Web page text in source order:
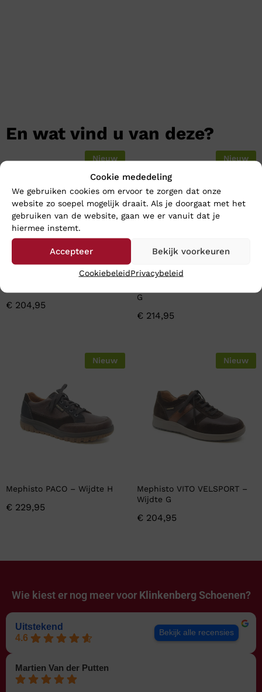
Cookie mededeling
We gebruiken cookies om ervoor te zorgen dat onze
website zo soepel mogelijk draait. Als je doorgaat met het
gebruiken van de website, gaan we er vanuit dat je
hiermee instemt.
Accepteer Bekijk voorkeuren
CookiebeleidPrivacybeleid
En wat vind u van deze?
Nieuw
€ 204,95
Nieuw
G
€ 214,95
Nieuw
Mephisto PACO – Wijdte H
€ 229,95
Nieuw
Mephisto VITO VELSPORT –
Wijdte G
€ 204,95
Wie kiest er nog meer voor Klinkenberg Schoenen?
Uitstekend
4.6
Bekijk alle recensies
Martien Van der Putten